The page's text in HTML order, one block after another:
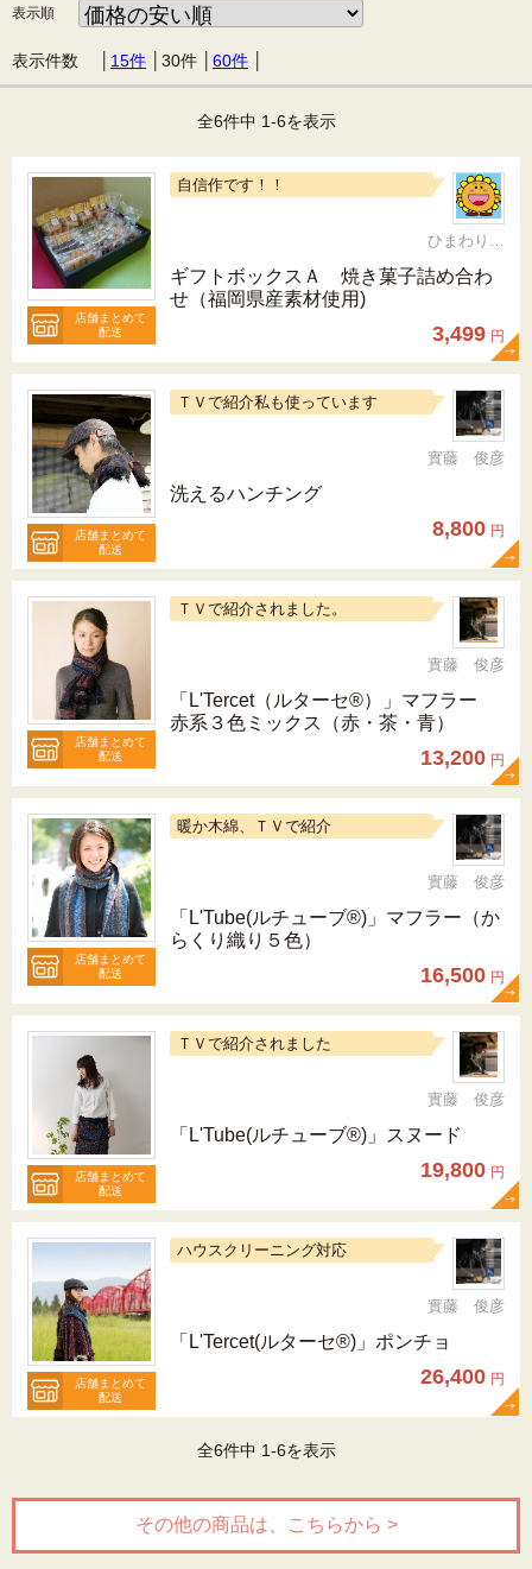
表示順
表示件数 │ 15件 30件 60件
全6件中 1-6を表示
店舗まとめて
配送
自信作です！！
ひまわりらんど おやま
ギフトボックスＡ 焼き菓子詰め合わ
せ（福岡県産素材使用)
3,499 円
店舗まとめて
配送
ＴＶで紹介私も使っています
實藤 俊彦
洗えるハンチング
8,800 円
店舗まとめて
配送
ＴＶで紹介されました。
實藤 俊彦
「L'Tercet（ルターセ®）」マフラー
赤系３色ミックス（赤・茶・青）
13,200 円
店舗まとめて
配送
暖か木綿、ＴＶで紹介
實藤 俊彦
「L'Tube(ルチューブ®)」マフラー（か
らくり織り５色）
16,500 円
店舗まとめて
配送
ＴＶで紹介されました
實藤 俊彦
「L'Tube(ルチューブ®)」スヌード
19,800 円
店舗まとめて
配送
ハウスクリーニング対応
實藤 俊彦
「L'Tercet(ルターセ®)」ポンチョ
26,400 円
全6件中 1-6を表示
その他の商品は、こちらから >